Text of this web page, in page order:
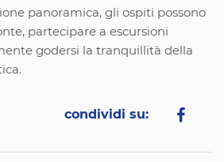
panoramica, gli ospiti possono
partecipare a escursioni
godersi la tranquillità della
condividi su: